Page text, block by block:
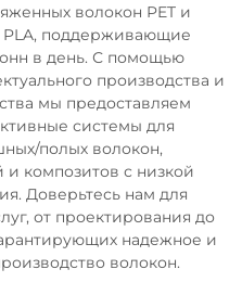
волокон PET и
поддерживающие
в день. С помощью
производства и
мы предоставляем
системы для
полых волокон,
композитов с низкой
Доверьтесь нам для
от проектирования до
надежное и
волокон.